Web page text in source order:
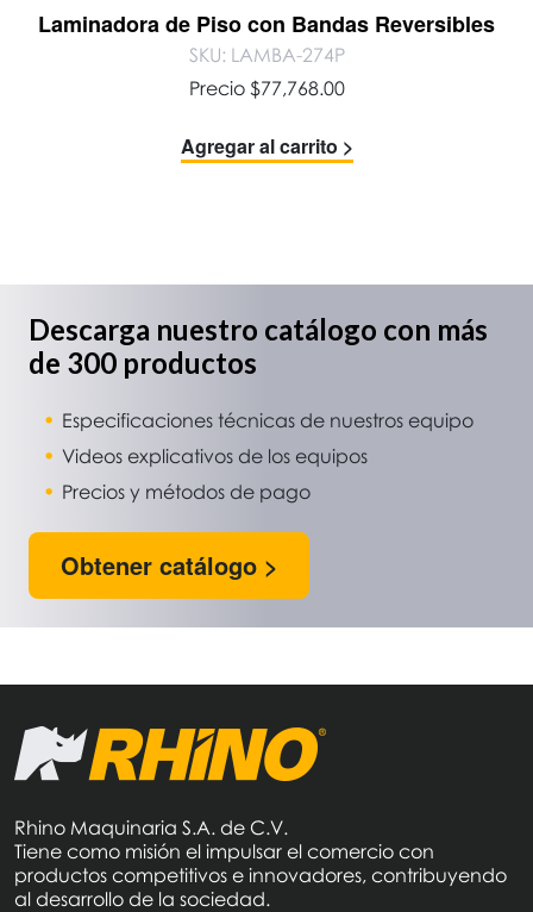
Laminadora de Piso con Bandas Reversibles
SKU: LAMBA-274P
Precio $77,768.00
Agregar al carrito >
Descarga nuestro catálogo con más
de 300 productos
Especificaciones técnicas de nuestros equipo
Videos explicativos de los equipos
Precios y métodos de pago
Obtener catálogo >
Rhino Maquinaria S.A. de C.V.
Tiene como misión el impulsar el comercio con
productos competitivos e innovadores, contribuyendo
al desarrollo de la sociedad.